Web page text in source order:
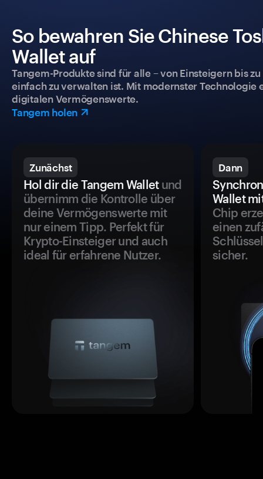
So bewahren Sie Chinese
Wallet auf
Tangem-Produkte sind für alle – von Einsteigern bis
einfach zu verwalten ist. Mit modernster
digitalen Vermögenswerte.
Tangem holen
Zunächst
Hol dir die Tangem Walletund
übernimm die Kontrolle über
deine Vermögenswerte mit
nur einem Tipp. Perfekt für
Krypto-Einsteiger und auch
ideal für erfahrene Nutzer.
Dann
Wallet
Chip
einen
sicher.